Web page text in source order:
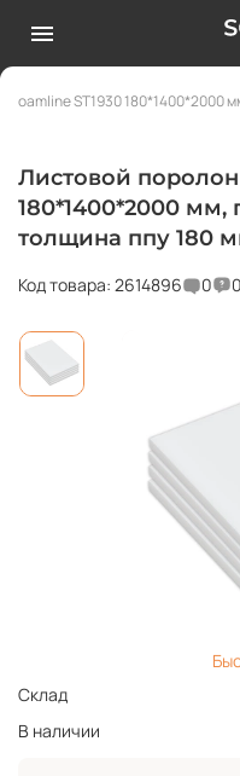
Foamline ST1930 180*1400*2000
Листовой поролон
180*1400*2000 мм,
толщина ппу 180
Код товара: 2614896 0 0
Склад
В наличии